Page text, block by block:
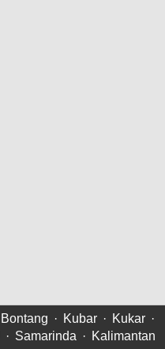
Bontang · Kubar · Kukar ·
· Samarinda · Kalimantan